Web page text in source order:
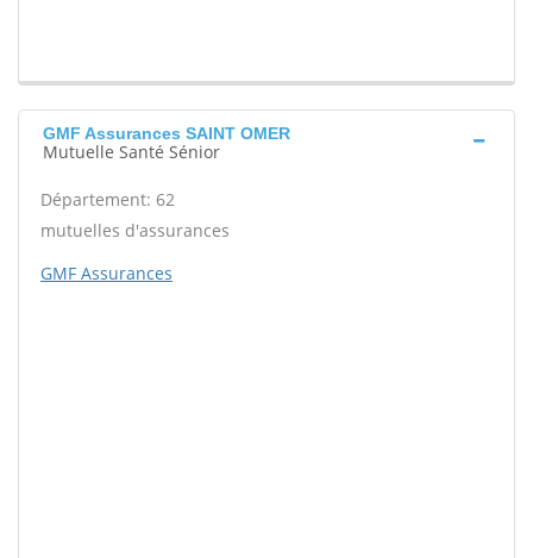
GMF Assurances SAINT OMER
Mutuelle Santé Sénior
Département: 62
mutuelles d'assurances
GMF Assurances